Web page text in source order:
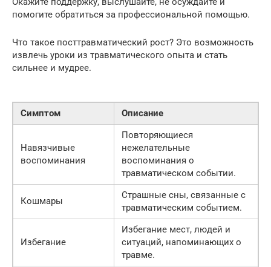
помогите обратиться за профессиональной помощью.
Что такое посттравматический рост? Это возможность
извлечь уроки из травматического опыта и стать
сильнее и мудрее.
Симптом Описание
Навязчивые
воспоминания
Повторяющиеся
нежелательные
воспоминания о
травматическом событии.
Кошмары
Страшные сны, связанные с
травматическим событием.
Избегание
Избегание мест, людей и
ситуаций, напоминающих о
травме.